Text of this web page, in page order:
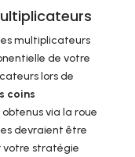
multiplicateurs
de votre
lors de
coins
via la roue
devraient être
votre stratégie